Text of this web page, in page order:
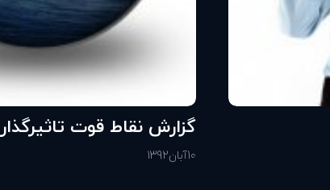
گزارش نقاط قوت تاثيرگذار
10آبان1392